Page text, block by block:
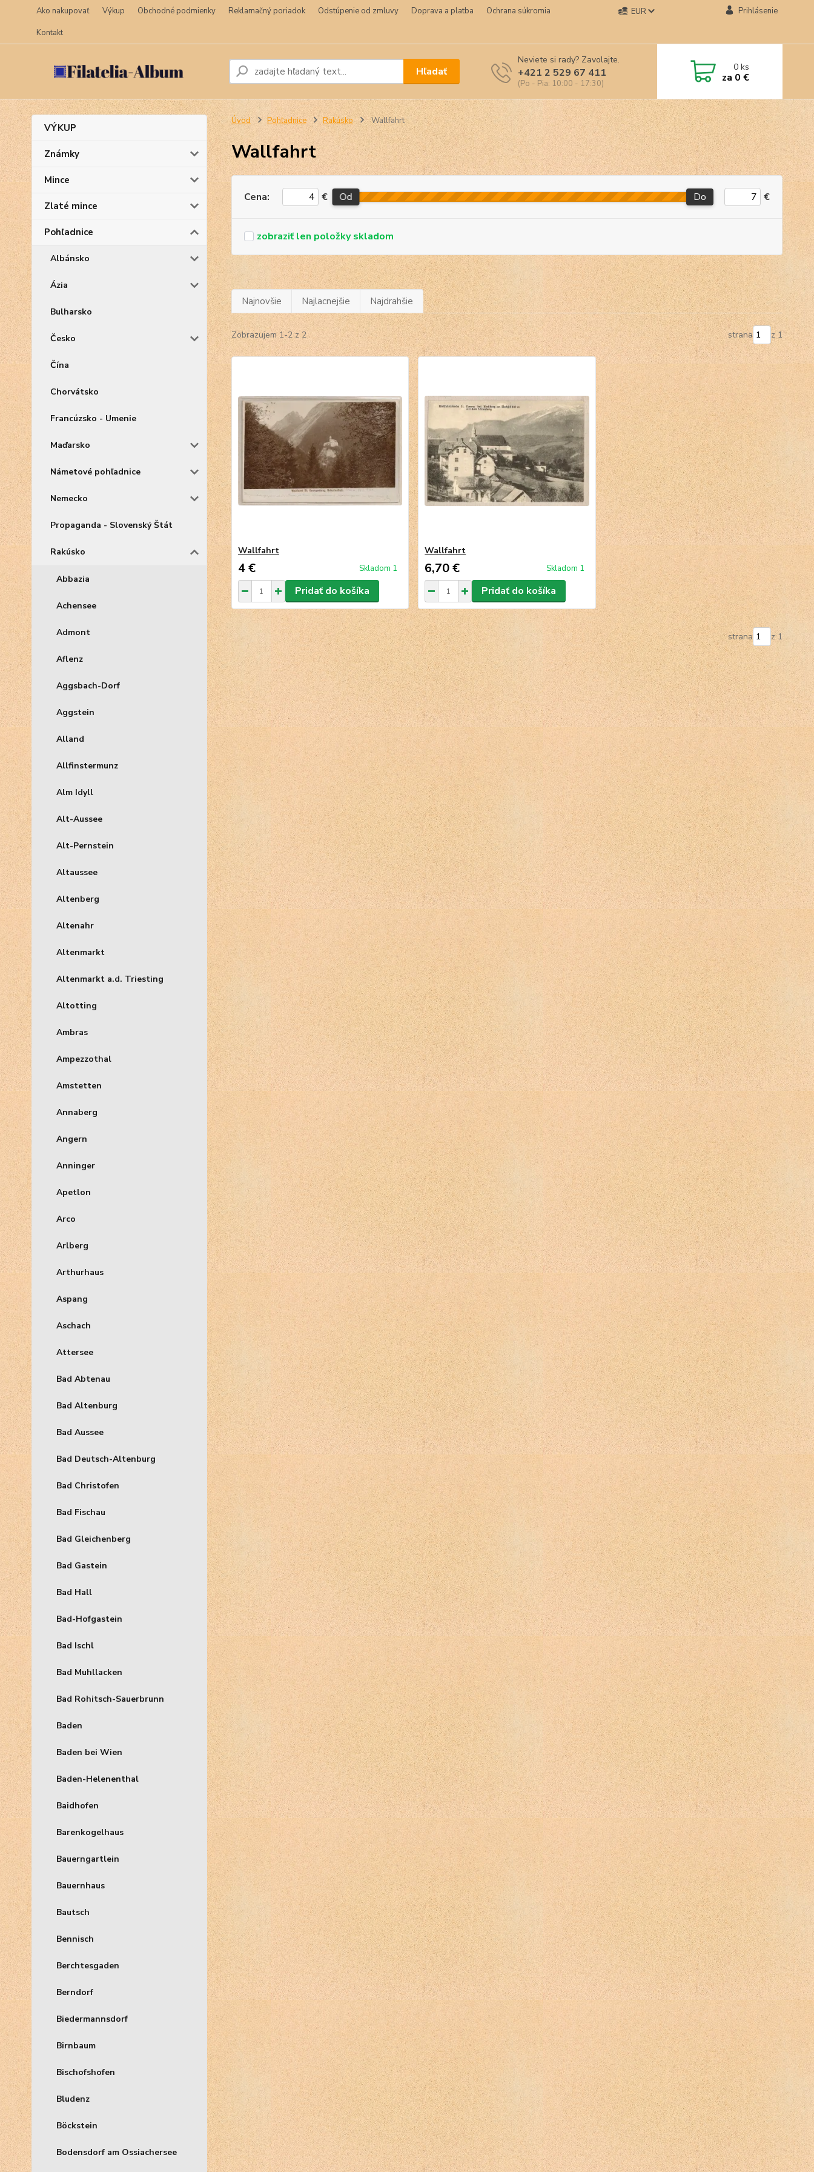
Ako nakupovať Výkup Obchodné podmienky Reklamačný poriadok Odstúpenie od zmluvy Doprava a platba
Ochrana súkromia
Kontakt
EUR Prihlásenie
Hľadať
Neviete si rady? Zavolajte.
+421 2 529 67 411
(Po - Pia: 10:00 - 17:30)
0ks
za 0 €
VÝKUP
Známky
Mince
Zlaté mince
Pohľadnice
Albánsko
Ázia
Bulharsko
Česko
Čína
Chorvátsko
Francúzsko - Umenie
Maďarsko
Námetové pohľadnice
Nemecko
Propaganda - Slovenský Štát
Rakúsko
Abbazia
Achensee
Admont
Aflenz
Aggsbach-Dorf
Aggstein
Alland
Allfinstermunz
Alm Idyll
Alt-Aussee
Alt-Pernstein
Altaussee
Altenberg
Altenahr
Altenmarkt
Altenmarkt a.d. Triesting
Altotting
Ambras
Ampezzothal
Amstetten
Annaberg
Angern
Anninger
Apetlon
Arco
Arlberg
Arthurhaus
Aspang
Aschach
Attersee
Bad Abtenau
Bad Altenburg
Bad Aussee
Bad Deutsch-Altenburg
Bad Christofen
Bad Fischau
Bad Gleichenberg
Bad Gastein
Bad Hall
Bad-Hofgastein
Bad Ischl
Bad Muhllacken
Bad Rohitsch-Sauerbrunn
Baden
Baden bei Wien
Baden-Helenenthal
Baidhofen
Barenkogelhaus
Bauerngartlein
Bauernhaus
Bautsch
Bennisch
Berchtesgaden
Berndorf
Biedermannsdorf
Birnbaum
Bischofshofen
Bludenz
Böckstein
Bodensdorf am Ossiachersee
Úvod Pohľadnice Rakúsko Wallfahrt
Wallfahrt
Cena: € Od Do €
skladom
Najnovšie Najlacnejšie Najdrahšie
Zobrazujem 1-2 z 2 strana z 1
Wallfahrt
4 € Skladom 1
Pridať do košíka
Wallfahrt
6,70 € Skladom 1
Pridať do košíka
strana z 1